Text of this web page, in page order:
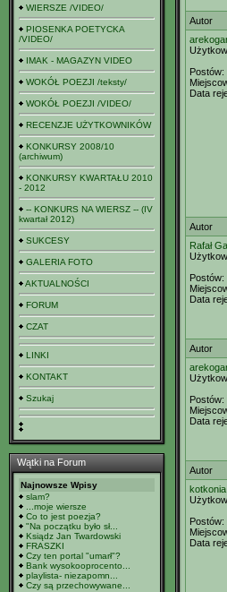
WIERSZE /VIDEO/
PIOSENKA POETYCKA
/VIDEO/
IMAK - MAGAZYN VIDEO
WOKÓŁ POEZJI /teksty/
WOKÓŁ POEZJI /VIDEO/
RECENZJE UŻYTKOWNIKÓW
KONKURSY 2008/10
(archiwum)
KONKURSY KWARTAŁU 2010
- 2012
-- KONKURS NA WIERSZ -- (IV
kwartał 2012)
SUKCESY
GALERIA FOTO
AKTUALNOŚCI
FORUM
CZAT
LINKI
KONTAKT
Szukaj
Wątki na Forum
Najnowsze Wpisy
slam?
...moje wiersze
Co to jest poezja?
"Na początku było sł...
Ksiądz Jan Twardowski
FRASZKI
Czy ten portal "umarł"?
Bank wysokooprocento...
playlista- niezapomn...
Czy są przechowywane...
Autor
Postów:
Data
Autor
Rafał
Postów:
Data
Autor
Postów:
Data
Autor
kotkonia
Postów:
Data